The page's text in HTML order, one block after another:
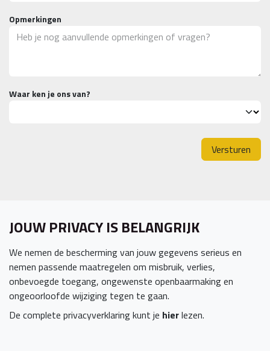
Opmerkingen
Waar ken je ons van?
Versturen
JOUW PRIVACY IS BELANGRIJK
We nemen de bescherming van jouw gegevens serieus en
nemen passende maatregelen om misbruik, verlies,
onbevoegde toegang, ongewenste openbaarmaking en
ongeoorloofde wijziging tegen te gaan.
De complete privacyverklaring kunt je hierlezen.